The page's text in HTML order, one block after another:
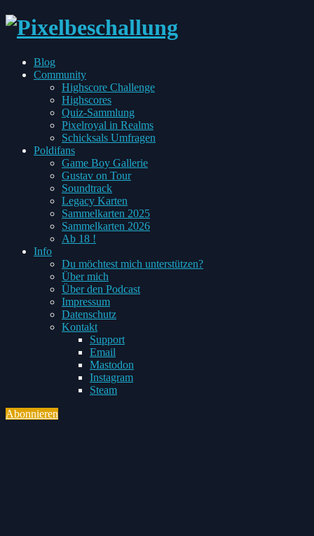
every
Pixel
Blog
CommunityToggle
child
menu
Highscore Challenge
Highscores
Quiz-Sammlung
Pixelroyal in Realms
Schicksals Umfragen
PoldifansToggle
child
menu
Game Boy Gallerie
Gustav on Tour
Soundtrack
Legacy Karten
Sammelkarten 2025
Sammelkarten 2026
Ab 18 !
InfoToggle
child
menu
Du möchtest mich unterstützen?
Über mich
Über den Podcast
Impressum
Datenschutz
KontaktToggle
child
menu
Support
Email
Mastodon
Instagram
Steam
Abonnieren